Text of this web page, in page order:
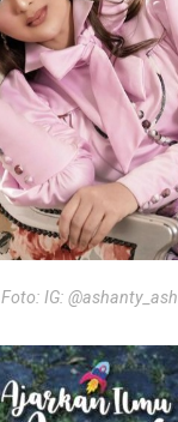
Foto: IG: @ashanty_ash